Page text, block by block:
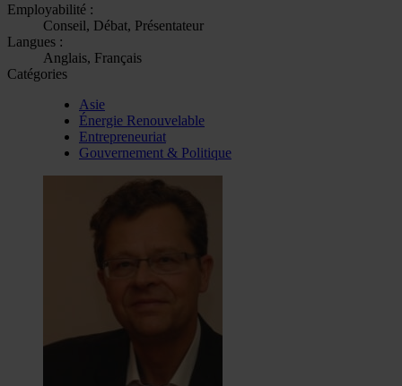
Employabilité :
Conseil, Débat, Présentateur
Langues :
Anglais, Français
Catégories
Asie
Énergie Renouvelable
Entrepreneuriat
Gouvernement & Politique